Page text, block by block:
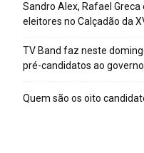
Sandro Alex, Rafael
eleitores no Calçadão da
TV Band faz neste
pré-candidatos ao
Quem são os oito